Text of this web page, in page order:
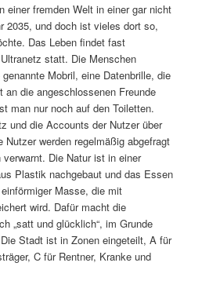
einer fremden Welt in einer gar nicht
2035, und doch ist vieles dort so,
Das Leben findet fast
statt. Die Menschen
Mobril, eine Datenbrille, die
die angeschlossenen Freunde
man nur noch auf den Toiletten.
und die Accounts der Nutzer über
Nutzer werden regelmäßig abgefragt
Die Natur ist in einer
Plastik nachgebaut und das Essen
Masse, die mit
wird. Dafür macht die
„satt und glücklich“, im Grunde
Stadt ist in Zonen eingeteilt, A für
C für Rentner, Kranke und